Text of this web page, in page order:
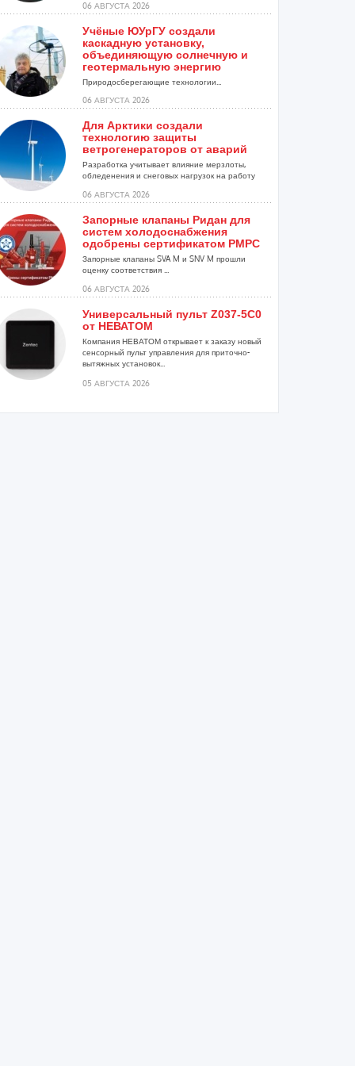
06 АВГУСТА 2026
Учёные ЮУрГУ создали
каскадную установку,
объединяющую солнечную и
геотермальную энергию
Природосберегающие технологии...
06 АВГУСТА 2026
Для Арктики создали
технологию защиты
ветрогенераторов от аварий
Разработка учитывает влияние мерзлоты,
обледенения и снеговых нагрузок на работу
06 АВГУСТА 2026
Запорные клапаны Ридан для
систем холодоснабжения
одобрены сертификатом РМРС
Запорные клапаны SVA M и SNV M прошли
оценку соответствия ...
06 АВГУСТА 2026
Универсальный пульт Z037-5C0
от НЕВАТОМ
Компания НЕВАТОМ открывает к заказу новый
сенсорный пульт управления для приточно-
вытяжных установок...
05 АВГУСТА 2026